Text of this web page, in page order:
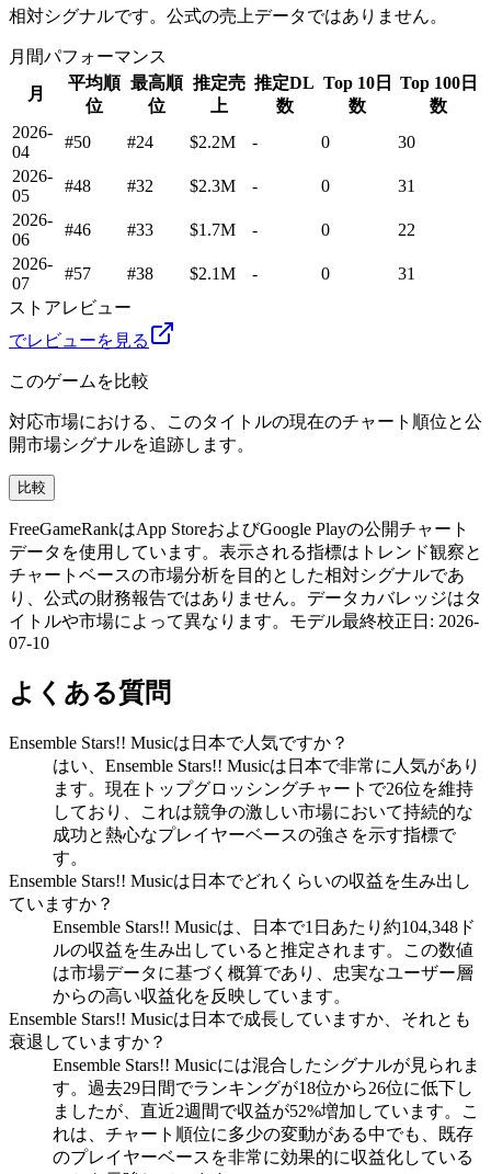
相対シグナルです。公式の売上データではありません。
月間パフォーマンス
月
平均順
位
最高順
位
推定売
上
推定DL
数
Top 10日
数
Top 100日
数
2026-
04
#50 #24 $2.2M - 0
30
2026-
05
#48 #32 $2.3M - 0
31
2026-
06
#46 #33 $1.7M - 0
22
2026-
07
#57 #38 $2.1M - 0
31
ストアレビュー
でレビューを見る
このゲームを比較
対応市場における、このタイトルの現在のチャート順位と公
開市場シグナルを追跡します。
比較
FreeGameRankはApp StoreおよびGoogle Playの公開チャート
データを使用しています。表示される指標はトレンド観察と
チャートベースの市場分析を目的とした相対シグナルであ
り、公式の財務報告ではありません。データカバレッジはタ
イトルや市場によって異なります。 モデル最終校正日 : 2026-
07-10
よくある質問
Ensemble Stars!! Musicは日本で人気ですか？
はい、Ensemble Stars!! Musicは日本で非常に人気があり
ます。現在トップグロッシングチャートで26位を維持
しており、これは競争の激しい市場において持続的な
成功と熱心なプレイヤーベースの強さを示す指標で
す。
Ensemble Stars!! Musicは日本でどれくらいの収益を生み出し
ていますか？
Ensemble Stars!! Musicは、日本で1日あたり約104,348ド
ルの収益を生み出していると推定されます。この数値
は市場データに基づく概算であり、忠実なユーザー層
からの高い収益化を反映しています。
Ensemble Stars!! Musicは日本で成長していますか、それとも
衰退していますか？
Ensemble Stars!! Musicには混合したシグナルが見られま
す。過去29日間でランキングが18位から26位に低下し
ましたが、直近2週間で収益が52%増加しています。こ
れは、チャート順位に多少の変動がある中でも、既存
のプレイヤーベースを非常に効果的に収益化している